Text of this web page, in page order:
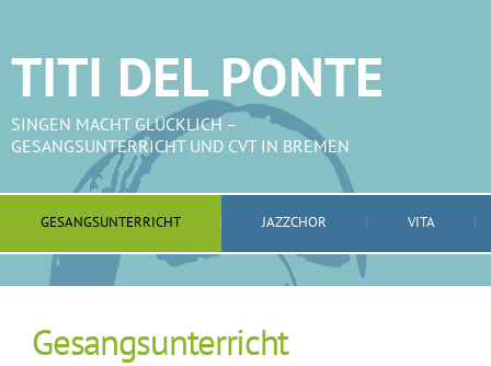
TITI DEL PONTE
SINGEN MACHT GLÜCKLICH –
GESANGSUNTERRICHT UND CVT IN BREMEN
GESANGSUNTERRICHT JAZZCHOR VITA
Gesangsunterricht